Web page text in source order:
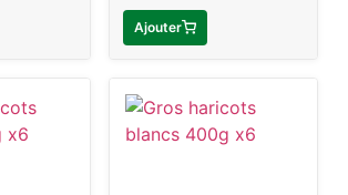
Ajouter